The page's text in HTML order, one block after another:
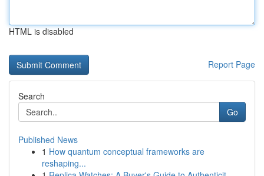
HTML is disabled
Report Page
Search
Go
Published News
1 How quantum conceptual frameworks are
reshaping...